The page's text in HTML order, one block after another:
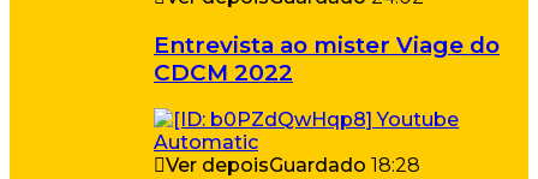
Entrevista ao mister Viage do
CDCM 2022
Ver depoisGuardado 18:28